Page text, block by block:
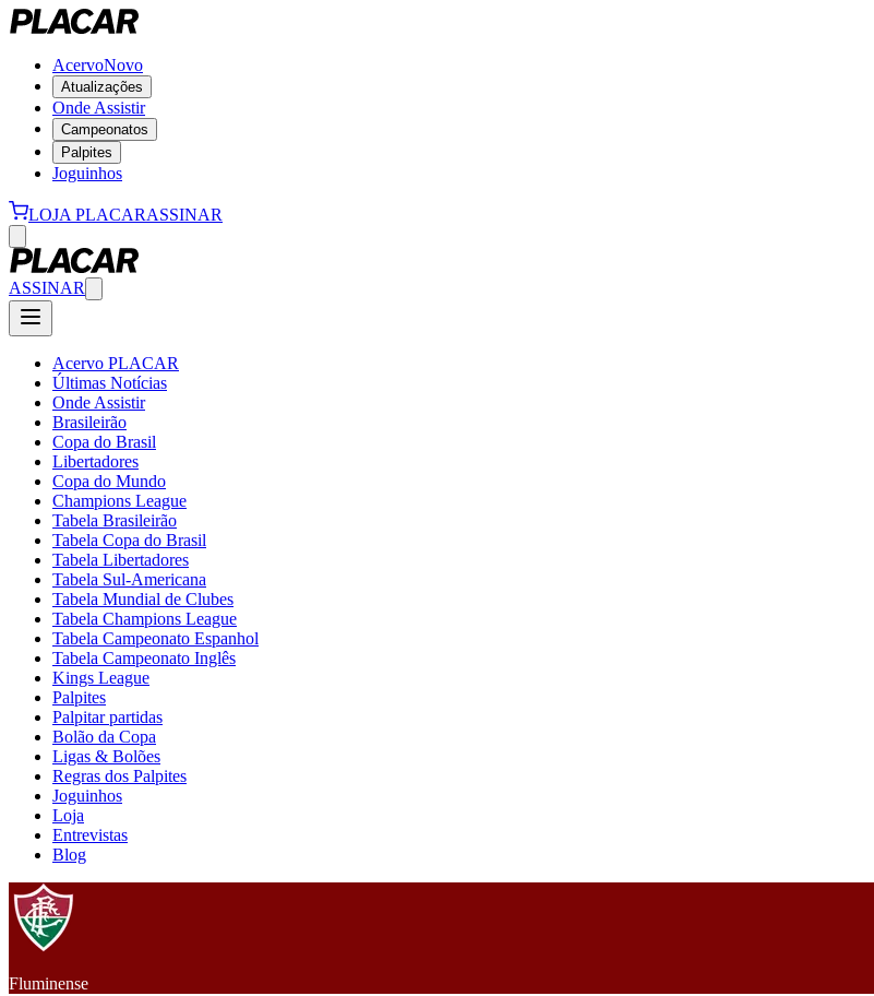
AcervoNovo
Atualizações
Onde Assistir
Campeonatos
Palpites
Joguinhos
LOJA PLACARASSINAR
ASSINAR
Acervo PLACAR
Últimas Notícias
Onde Assistir
Brasileirão
Copa do Brasil
Libertadores
Copa do Mundo
Champions League
Tabela Brasileirão
Tabela Copa do Brasil
Tabela Libertadores
Tabela Sul-Americana
Tabela Mundial de Clubes
Tabela Champions League
Tabela Campeonato Espanhol
Tabela Campeonato Inglês
Kings League
Palpites
Palpitar partidas
Bolão da Copa
Ligas & Bolões
Regras dos Palpites
Joguinhos
Loja
Entrevistas
Blog
Fluminense